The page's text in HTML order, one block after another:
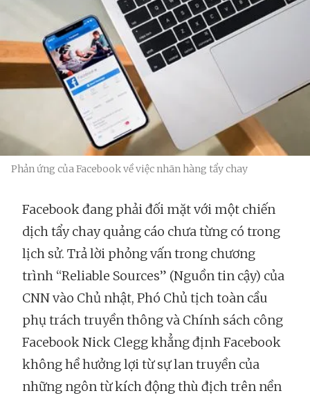
Phản ứng của Facebook về việc nhãn hàng tẩy chay
Facebook đang phải đối mặt với một chiến
dịch tẩy chay quảng cáo chưa từng có trong
lịch sử. Trả lời phỏng vấn trong chương
trình “Reliable Sources” (Nguồn tin cậy) của
CNN vào Chủ nhật, Phó Chủ tịch toàn cầu
phụ trách truyền thông và Chính sách công
Facebook Nick Clegg khẳng định Facebook
không hề hưởng lợi từ sự lan truyền của
những ngôn từ kích động thù địch trên nền